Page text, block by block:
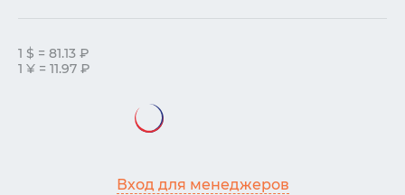
1 $ = 81.13 ₽
1 ¥ = 11.97 ₽
Вход для менеджеров